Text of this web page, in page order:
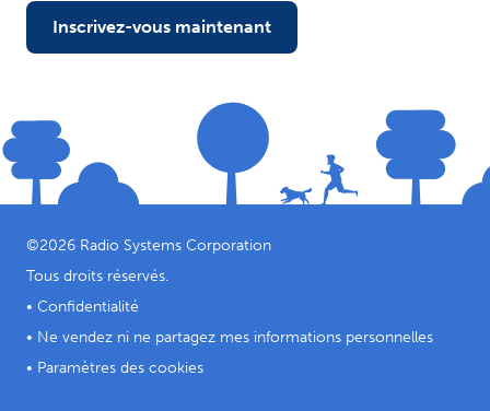
Inscrivez-vous maintenant
©2026 Radio Systems Corporation
Tous droits réservés.
• Confidentialité
• Ne vendez ni ne partagez mes informations personnelles
• Paramètres des cookies